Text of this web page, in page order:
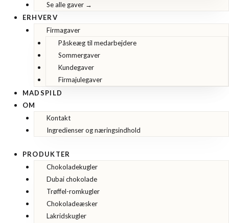
Se alle gaver →
ERHVERV
Firmagaver
Påskeæg til medarbejdere
Sommergaver
Kundegaver
Firmajulegaver
MADSPILD
OM
Kontakt
Ingredienser og næringsindhold
PRODUKTER
Chokoladekugler
Dubai chokolade
Trøffel-romkugler
Chokoladeæsker
Lakridskugler